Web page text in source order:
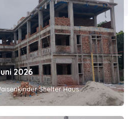
2026
Shelter Haus